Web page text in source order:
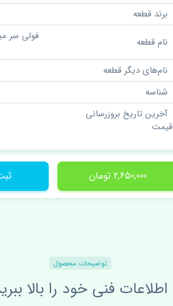
برند قطعه
نام قطعه
نام‌های دیگر قطعه
شناسه
آخرین تاریخ بروزرسانی
قیمت
2,650,000 تومان
توضیحات محصول
اطلاعات فنی خود را بالا